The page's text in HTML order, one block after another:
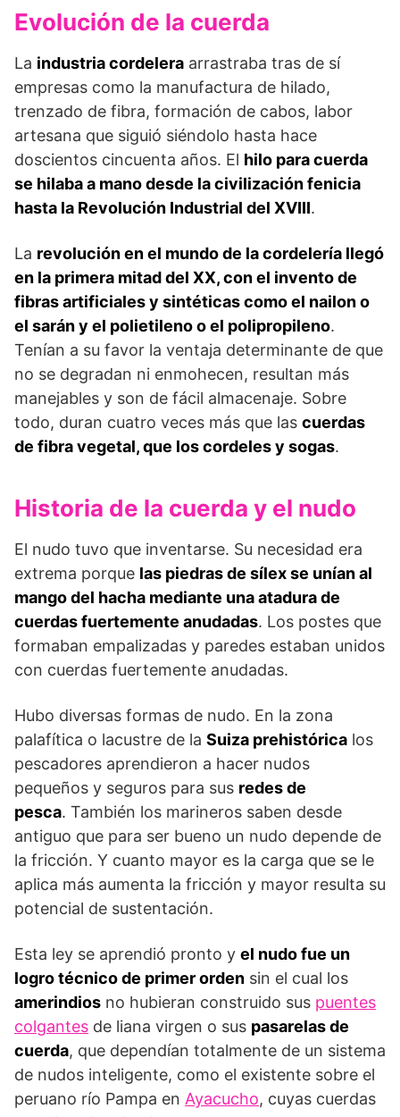
Evolución de la cuerda
La industria cordelera arrastraba tras de sí
empresas como la manufactura de hilado,
trenzado de fibra, formación de cabos, labor
artesana que siguió siéndolo hasta hace
doscientos cincuenta años. El hilo para cuerda
se hilaba a mano desde la civilización fenicia
hasta la Revolución Industrial del XVIII.
La revolución en el mundo de la cordelería llegó
en la primera mitad del XX, con el invento de
fibras artificiales y sintéticas como el nailon o
el sarán y el polietileno o el polipropileno.
Tenían a su favor la ventaja determinante de que
no se degradan ni enmohecen, resultan más
manejables y son de fácil almacenaje. Sobre
todo, duran cuatro veces más que las cuerdas
de fibra vegetal, que los cordeles y sogas.
Historia de la cuerda y el nudo
El nudo tuvo que inventarse. Su necesidad era
extrema porque las piedras de sílex se unían al
mango del hacha mediante una atadura de
cuerdas fuertemente anudadas. Los postes que
formaban empalizadas y paredes estaban unidos
con cuerdas fuertemente anudadas.
Hubo diversas formas de nudo. En la zona
palafítica o lacustre de la Suiza prehistórica los
pescadores aprendieron a hacer nudos
pequeños y seguros para sus redes de
pesca. También los marineros saben desde
antiguo que para ser bueno un nudo depende de
la fricción. Y cuanto mayor es la carga que se le
aplica más aumenta la fricción y mayor resulta su
potencial de sustentación.
Esta ley se aprendió pronto y el nudo fue un
logro técnico de primer orden sin el cual los
amerindios no hubieran construido sus puentes
colgantes de liana virgen o sus pasarelas de
cuerda, que dependían totalmente de un sistema
de nudos inteligente, como el existente sobre el
peruano río Pampa en Ayacucho, cuyas cuerdas